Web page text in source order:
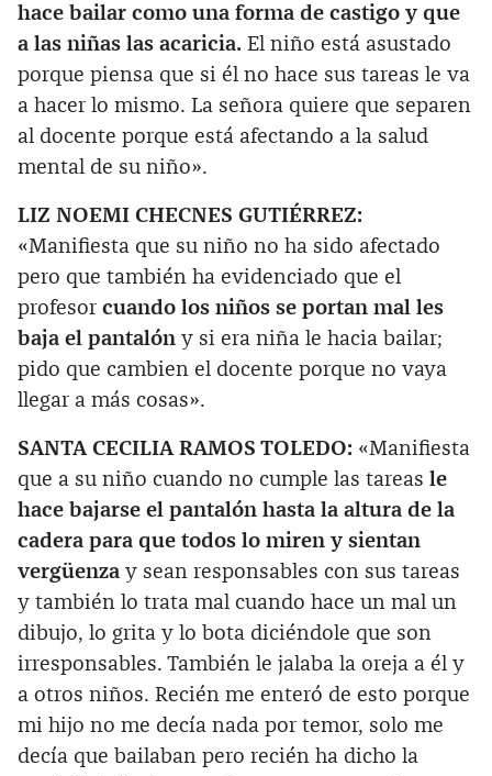
hace bailar como una forma de castigo y que
a las niñas las acaricia. El niño está asustado
porque piensa que si él no hace sus tareas le va
a hacer lo mismo. La señora quiere que separen
al docente porque está afectando a la salud
mental de su niño».
LIZ NOEMI CHECNES GUTIÉRREZ:
«Manifiesta que su niño no ha sido afectado
pero que también ha evidenciado que el
profesor cuando los niños se portan mal les
baja el pantalón y si era niña le hacia bailar;
pido que cambien el docente porque no vaya
llegar a más cosas».
SANTA CECILIA RAMOS TOLEDO: «Manifiesta
que a su niño cuando no cumple las tareas le
hace bajarse el pantalón hasta la altura de la
cadera para que todos lo miren y sientan
vergüenza y sean responsables con sus tareas
y también lo trata mal cuando hace un mal un
dibujo, lo grita y lo bota diciéndole que son
irresponsables. También le jalaba la oreja a él y
a otros niños. Recién me enteró de esto porque
mi hijo no me decía nada por temor, solo me
decía que bailaban pero recién ha dicho la